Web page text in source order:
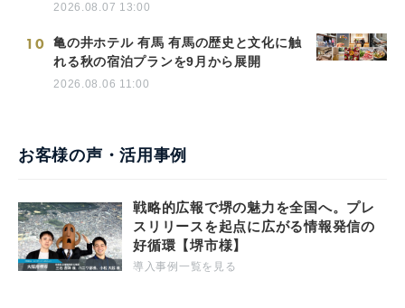
2026.08.07 13:00
10
亀の井ホテル 有馬 有馬の歴史と文化に触
れる秋の宿泊プランを9月から展開
2026.08.06 11:00
お客様の声・活用事例
戦略的広報で堺の魅力を全国へ。プレ
スリリースを起点に広がる情報発信の
好循環【堺市様】
導入事例一覧を見る